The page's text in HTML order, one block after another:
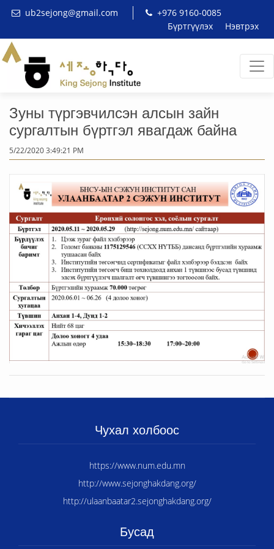
ub2sejong@gmail.com
+976 9160-0085
Бүртгүүлэх
Нэвтрэх
Зуны түргэвчилсэн алсын зайн
сургалтын бүртгэл явагдаж байна
5/22/2020 3:49:21 PM
Чухал холбоос
https://www.num.edu.mn
http://www.sejonghakdang.org/
http://ulaanbaatar2.sejonghakdang.org/
Бусад